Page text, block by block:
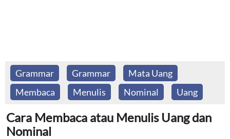
Grammar Grammar
Mata Uang
Membaca
Menulis Nominal Uang
Cara Membaca atau Menulis Uang dan
Nominal